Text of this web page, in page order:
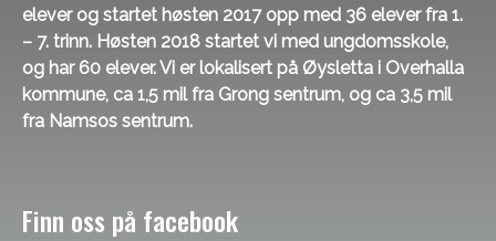
elever og startet høsten 2017 opp med 36 elever fra 1.
– 7. trinn. Høsten 2018 startet vi med ungdomsskole,
og har 60 elever. Vi er lokalisert på Øysletta i Overhalla
kommune, ca 1,5 mil fra Grong sentrum, og ca 3,5 mil
fra Namsos sentrum.
Finn oss på facebook